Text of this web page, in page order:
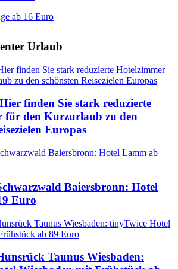
ab 16 Euro
Urlaub
finden Sie stark reduzierte
für den Kurzurlaub zu den
Europas
Baiersbronn: Hotel
Euro
Taunus Wiesbaden: